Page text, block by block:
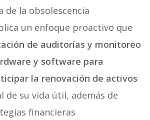
de la obsolescencia
un enfoque proactivo que
de auditorías y monitoreo
y software para
la renovación de activos
de su vida útil, además de
financieras